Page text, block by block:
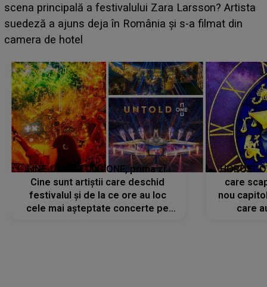
luat prin surprindere pe Emanuel. CINE ESTE
BĂIATUL VIZAT de Alexandra?! Aflându-se în fața
faptului împlinit, A RECUNOSCUT IMEDIAT: "Am
LINE-UP UNTOLD ONE, prima zi.
Cine sunt artiștii care deschid
festivalul și de la ce ore au loc
cele mai așteptate concerte pe
care
nou
care